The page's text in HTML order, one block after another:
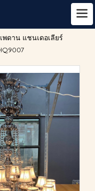
พดาน แชนเดอเลียร์